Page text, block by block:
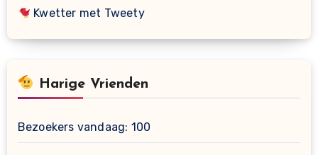
Kwetter met Tweety
Harige Vrienden
Bezoekers vandaag: 100